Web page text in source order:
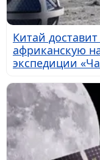
Китай
африканскую
экспедиции